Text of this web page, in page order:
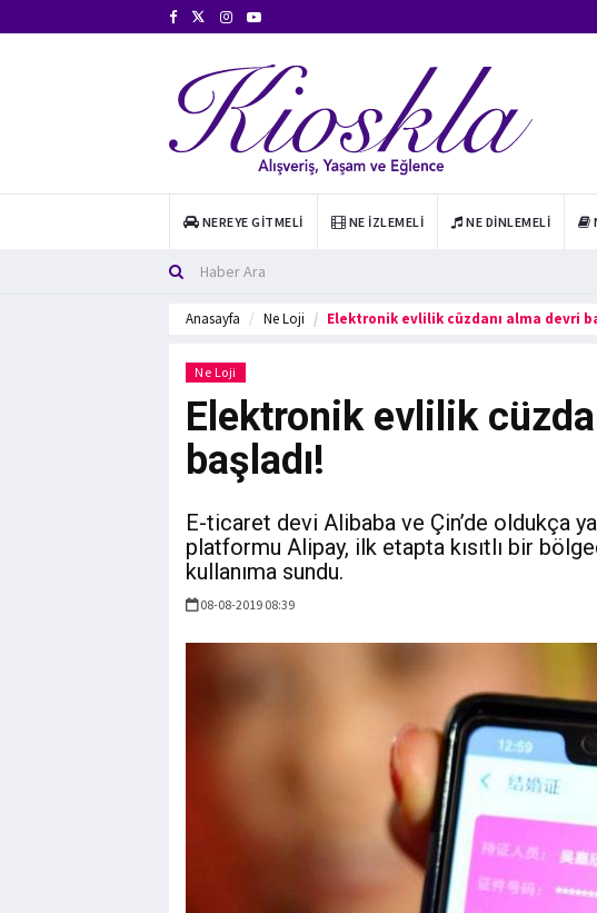
NEREYE GITMELI NE İZLEMELI NE DINLEMELI
Anasayfa Ne Loji Elektronik evlilik cüzdanı alma devri
Ne Loji
Elektronik evlilik
başladı!
E-ticaret devi Alibaba ve Çin’de oldukça
platformu Alipay, ilk etapta kısıtlı bir
kullanıma sundu.
08-08-2019 08:39